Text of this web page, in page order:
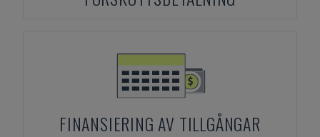
FINANSIERING AV TILLGÅNGAR